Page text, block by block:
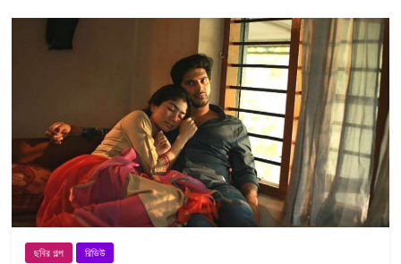
ছবির গল্প রিভিউ